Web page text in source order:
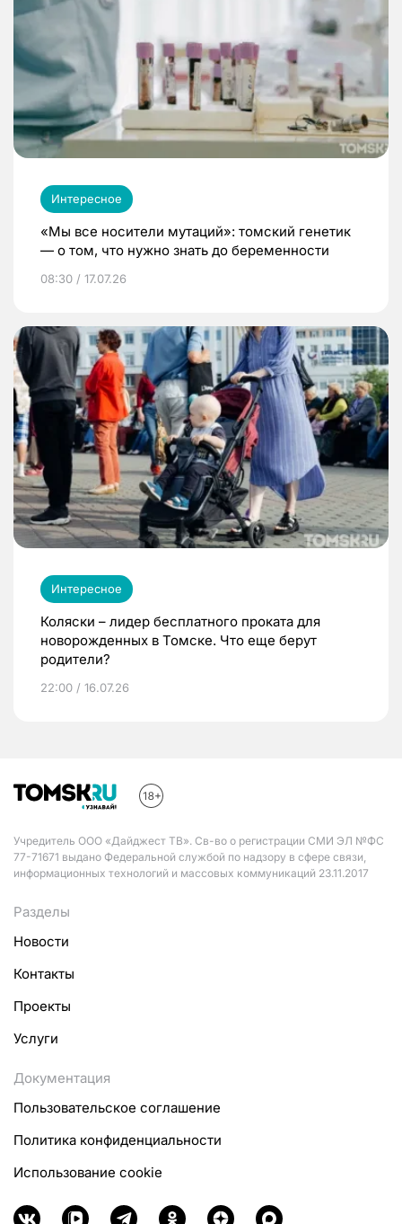
Интересное
«Мы все носители мутаций»: томский генетик
— о том, что нужно знать до беременности
08:30 / 17.07.26
Интересное
Коляски – лидер бесплатного проката для
новорожденных в Томске. Что еще берут
родители?
22:00 / 16.07.26
Учредитель ООО «Дайджест ТВ». Св-во о регистрации СМИ ЭЛ №ФС
77-71671 выдано Федеральной службой по надзору в сфере связи,
информационных технологий и массовых коммуникаций 23.11.2017
Разделы
Новости
Контакты
Проекты
Услуги
Документация
Пользовательское соглашение
Политика конфиденциальности
Использование cookie